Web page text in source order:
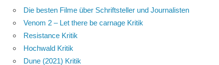
Die besten Filme über Schriftsteller und Journalisten
Venom 2 – Let there be carnage Kritik
Resistance Kritik
Hochwald Kritik
Dune (2021) Kritik